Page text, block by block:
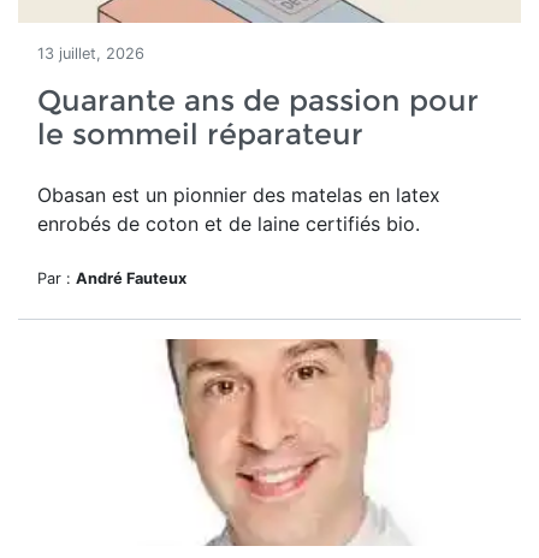
13 juillet, 2026
Quarante ans de passion pour
le sommeil réparateur
Obasan est un pionnier des matelas en latex
enrobés de coton et de laine certifiés bio.
Par : André Fauteux